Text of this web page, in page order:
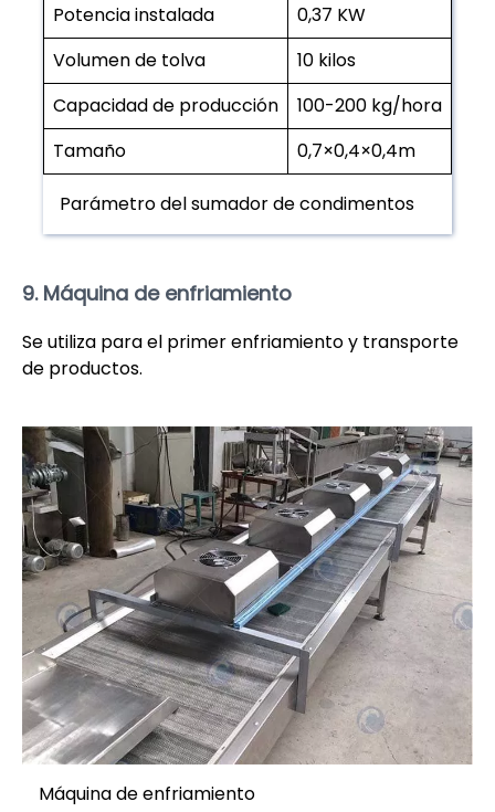
Potencia instalada
0,37 KW
Volumen de tolva
10 kilos
Capacidad de producción
100-200 kg/hora
Tamaño
0,7×0,4×0,4m
Parámetro del sumador de condimentos
9. Máquina de enfriamiento
Se utiliza para el primer enfriamiento y transporte
de productos.
Máquina de enfriamiento